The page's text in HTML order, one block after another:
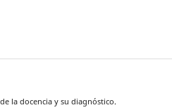
la docencia y su diagnóstico.